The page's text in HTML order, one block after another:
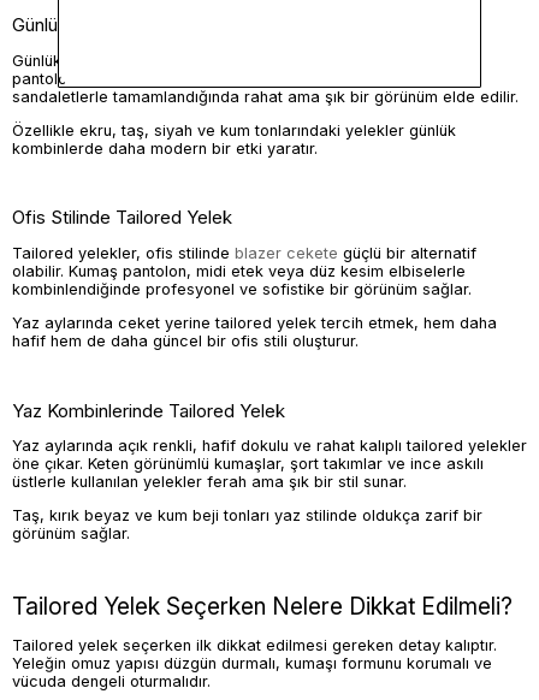
Günlük Kombinlerde Tailored Yelek
Günlük stil için tailored yeleği basic tişört, jean veya düz kesim
pantolonla kombinleyebilirsiniz. Sneaker, loafer ya da minimal
sandaletlerle tamamlandığında rahat ama şık bir görünüm elde edilir.
Özellikle ekru, taş, siyah ve kum tonlarındaki yelekler günlük
kombinlerde daha modern bir etki yaratır.
Ofis Stilinde Tailored Yelek
Tailored yelekler, ofis stilinde blazer cekete güçlü bir alternatif
olabilir. Kumaş pantolon, midi etek veya düz kesim elbiselerle
kombinlendiğinde profesyonel ve sofistike bir görünüm sağlar.
Yaz aylarında ceket yerine tailored yelek tercih etmek, hem daha
hafif hem de daha güncel bir ofis stili oluşturur.
Yaz Kombinlerinde Tailored Yelek
Yaz aylarında açık renkli, hafif dokulu ve rahat kalıplı tailored yelekler
öne çıkar. Keten görünümlü kumaşlar, şort takımlar ve ince askılı
üstlerle kullanılan yelekler ferah ama şık bir stil sunar.
Taş, kırık beyaz ve kum beji tonları yaz stilinde oldukça zarif bir
görünüm sağlar.
Tailored Yelek Seçerken Nelere Dikkat Edilmeli?
Tailored yelek seçerken ilk dikkat edilmesi gereken detay kalıptır.
Yeleğin omuz yapısı düzgün durmalı, kumaşı formunu korumalı ve
vücuda dengeli oturmalıdır.